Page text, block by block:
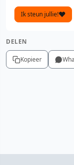
Ik steun jullie!
DELEN
Kopieer